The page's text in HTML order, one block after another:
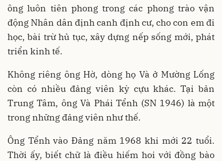
ông luôn tiên phong trong các phong trào vận
động Nhân dân định canh định cư, cho con em đi
học, bài trừ hủ tục, xây dựng nếp sống mới, phát
triển kinh tế.
Không riêng ông Hờ, dòng họ Và ở Mường Lống
còn có nhiều đảng viên kỳ cựu khác. Tại bản
Trung Tâm, ông Và Phái Tểnh (SN 1946) là một
trong những đảng viên như thế.
Ông Tểnh vào Đảng năm 1968 khi mới 22 tuổi.
Thời ấy, biết chữ là điều hiếm hoi với đồng bào